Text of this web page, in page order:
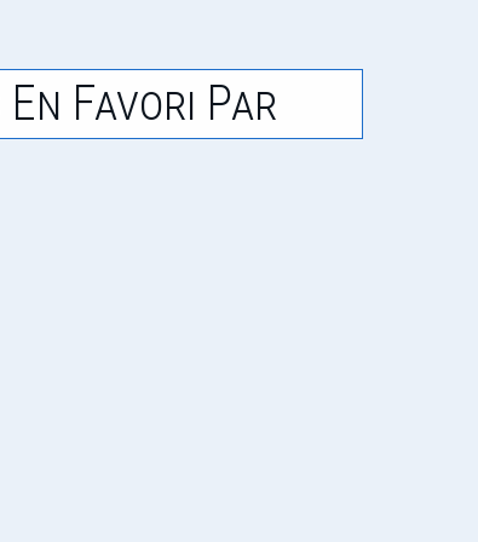
En Favori Par